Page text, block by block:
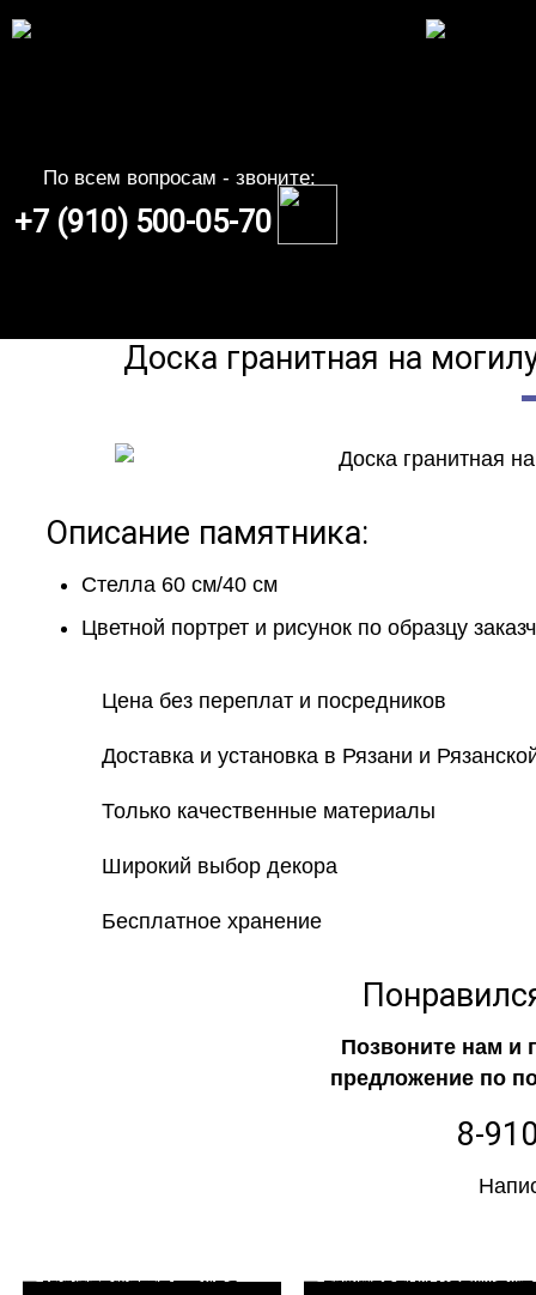
По всем вопросам - звоните:
+7 (910) 500-05-70
Доска гранитная на
Описание памятника:
Стелла 60 см/40 см
Цветной портрет и рисунок по образцу
Цена без переплат и посредников
Доставка и установка в Рязани и
Только качественные материалы
Широкий выбор декора
Бесплатное хранение
Позвоните нам и
предложение по
8-